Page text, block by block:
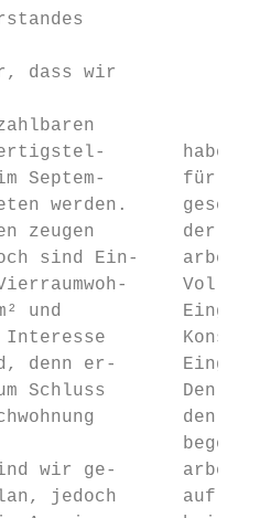
dass wir
Fertigstel-
Septem-       für die
werden.
zeugen        der
sind Ein-
m² und
Interesse
denn er-
Schluss       Den
den
begonnen.
wir ge-
jedoch      auf